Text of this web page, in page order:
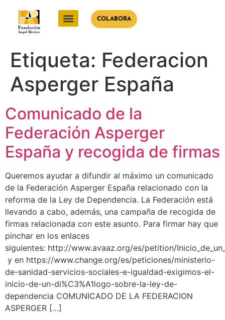
COLABORA
Etiqueta: Federacion
Asperger España
Comunicado de la
Federación Asperger
España y recogida de firmas
Queremos ayudar a difundir al máximo un comunicado
de la Federación Asperger España relacionado con la
reforma de la Ley de Dependencia. La Federación está
llevando a cabo, además, una campaña de recogida de
firmas relacionada con este asunto. Para firmar hay que
pinchar en los enlaces
siguientes: http://www.avaaz.org/es/petition/
y en https://www.change.org/es/peticiones/ministerio-
de-sanidad-servicios-sociales-e-igualdad-exigimos-el-
inicio-de-un-di%C3%A1logo-sobre-la-ley-de-
dependencia COMUNICADO DE LA FEDERACION
ASPERGER […]